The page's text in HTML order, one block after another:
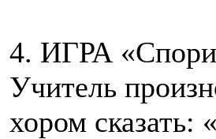
4. ИГРА
Учитель
хором